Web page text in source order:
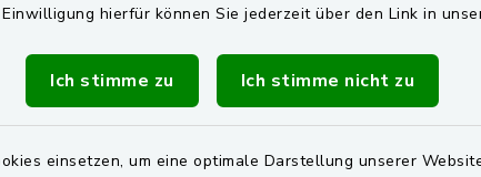
hierfür können Sie jederzeit über den Link in
Ich stimme zu Ich stimme nicht zu
einsetzen, um eine optimale Darstellung unserer
zusätzlich:
Pretzabrucker Gruppe
BayernPortal
Landkreis Schwandorf
Oberpfälzer Wald